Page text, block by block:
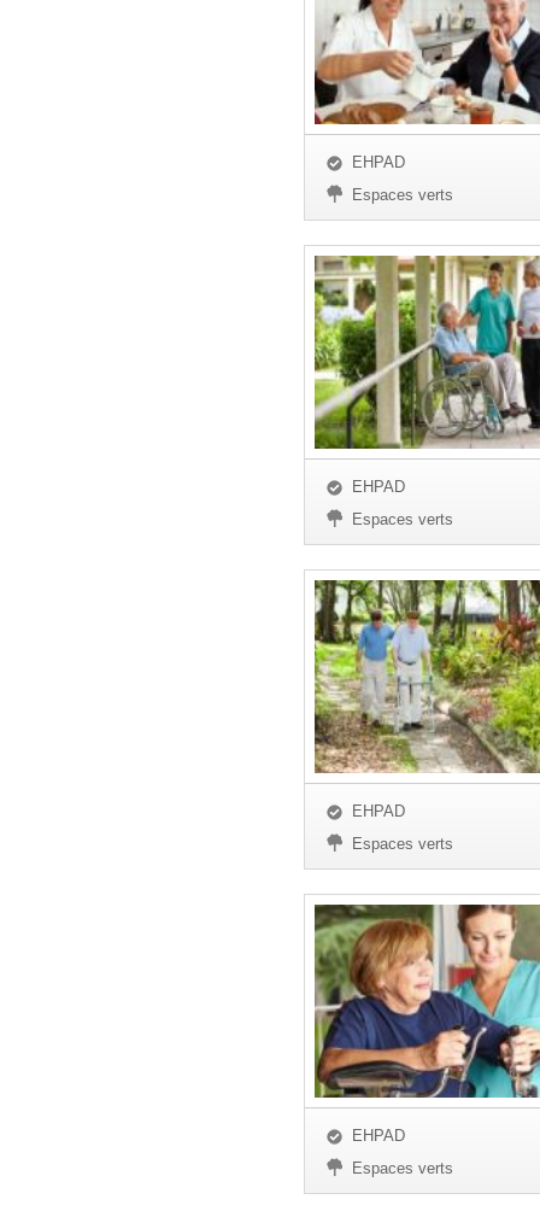
EHPAD
Espaces verts
EHPAD
Espaces verts
EHPAD
Espaces verts
EHPAD
Espaces verts